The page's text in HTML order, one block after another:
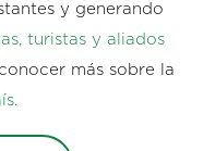
y generando
turistas y aliados
más sobre la